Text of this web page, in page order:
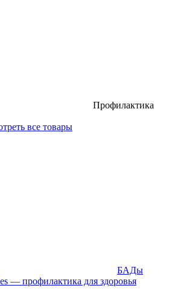
Профилактика
все товары
БАДы
— профилактика для здоровья